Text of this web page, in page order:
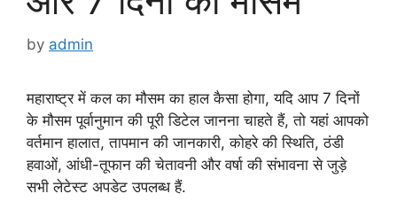
by admin
महाराष्ट्र में कल का मौसम का हाल कैसा होगा, यदि आप 7 दिनों
के मौसम पूर्वानुमान की पूरी डिटेल जानना चाहते हैं, तो यहां आपको
वर्तमान हालात, तापमान की जानकारी, कोहरे की स्थिति, ठंडी
हवाओं, आंधी-तूफान की चेतावनी और वर्षा की संभावना से जुड़े
सभी लेटेस्ट अपडेट उपलब्ध हैं.